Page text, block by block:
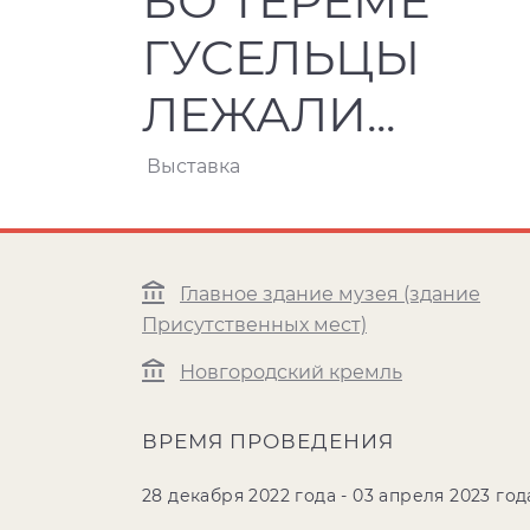
ГУСЕЛЬЦЫ
ЛЕЖАЛИ...
Выставка
Главное здание музея (здание
Присутственных мест)
Новгородский кремль
ВРЕМЯ ПРОВЕДЕНИЯ
28 декабря 2022 года - 03 апреля 2023